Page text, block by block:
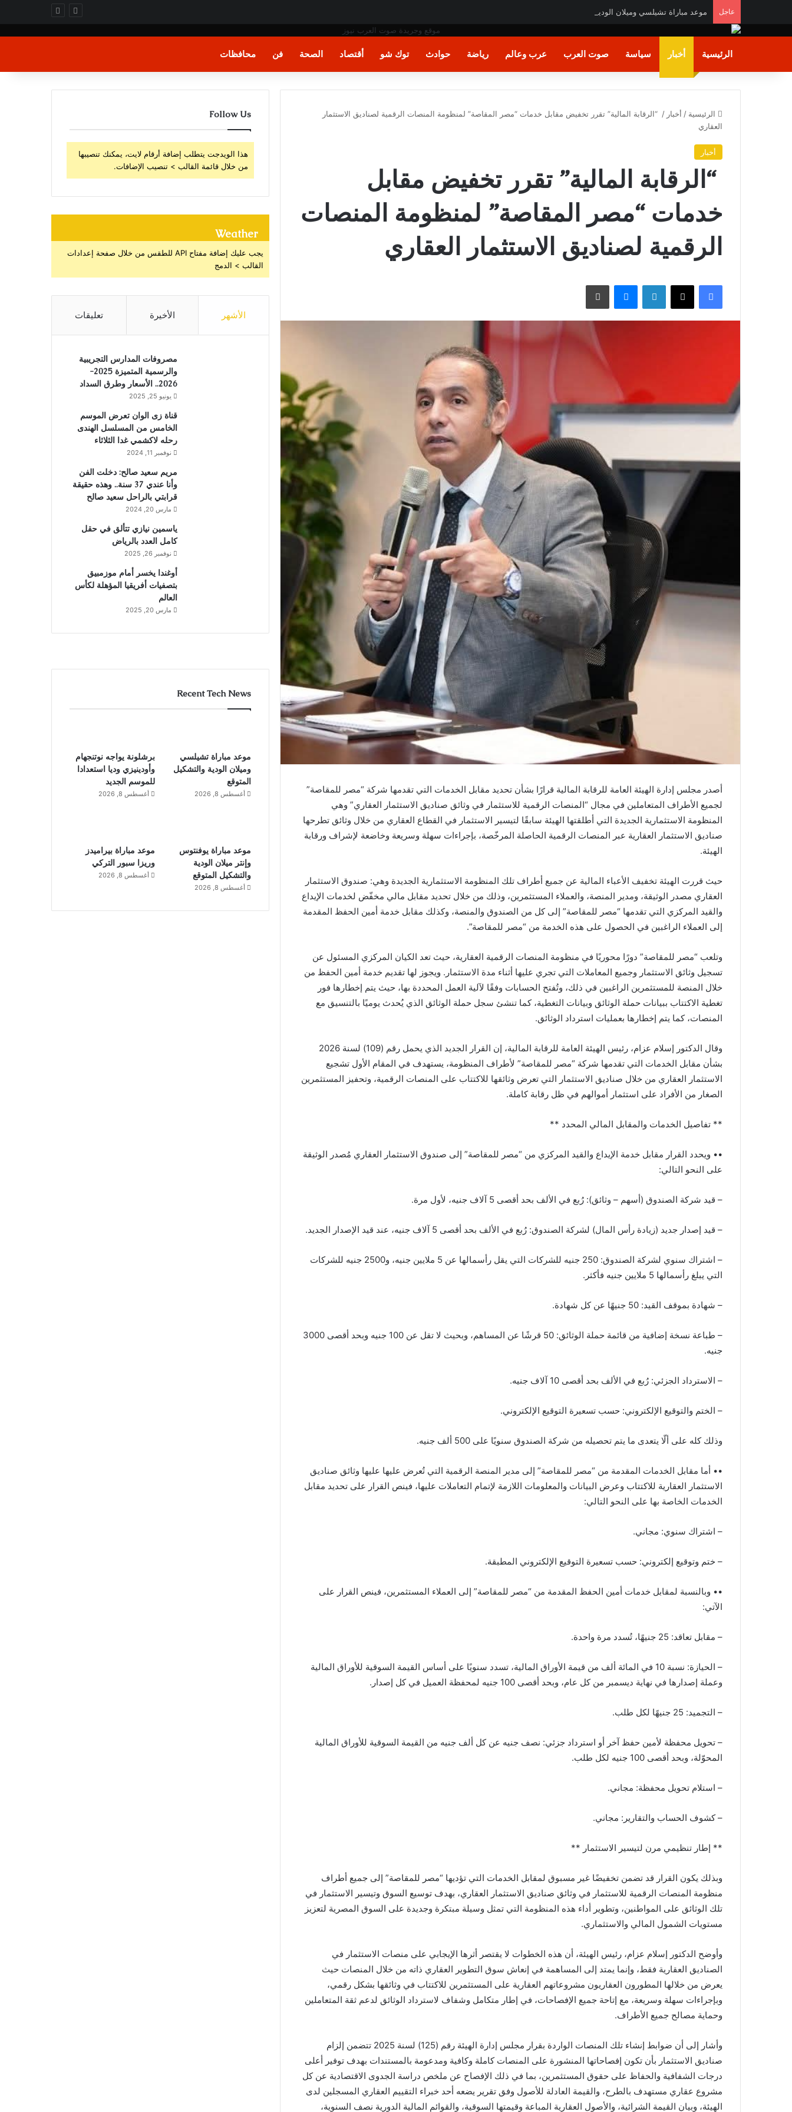
عاجل موعد مباراة تشيلسي وميلان الودية والتشكيل المتوقع
الرئيسية أخبار سياسة صوت العرب عرب وعالم رياضة حوادث توك شو أقتصاد الصحة فن محافظات
الرئيسية / أخبار / “الرقابة المالية” تقرر تخفيض مقابل خدمات “مصر المقاصة” لمنظومة المنصات الرقمية لصناديق الاستثمار
العقاري
أخبار
“الرقابة المالية” تقرر تخفيض مقابل
خدمات “مصر المقاصة” لمنظومة المنصات
الرقمية لصناديق الاستثمار العقاري
فيسبوك X لينكدإن ماسنجر طباعة
أصدر مجلس إدارة الهيئة العامة للرقابة المالية قرارًا بشأن تحديد مقابل الخدمات التي تقدمها شركة “مصر للمقاصة”
لجميع الأطراف المتعاملين في مجال “المنصات الرقمية للاستثمار في وثائق صناديق الاستثمار العقاري” وهي
المنظومة الاستثمارية الجديدة التي أطلقتها الهيئة سابقًا لتيسير الاستثمار في القطاع العقاري من خلال وثائق تطرحها
صناديق الاستثمار العقارية عبر المنصات الرقمية الحاصلة المرخّصة، بإجراءات سهلة وسريعة وخاضعة لإشراف ورقابة
الهيئة.
حيث قررت الهيئة تخفيف الأعباء المالية عن جميع أطراف تلك المنظومة الاستثمارية الجديدة وهي: صندوق الاستثمار
العقاري مصدر الوثيقة، ومدير المنصة، والعملاء المستثمرين، وذلك من خلال تحديد مقابل مالي مخفّض لخدمات الإيداع
والقيد المركزي التي تقدمها “مصر للمقاصة” إلى كل من الصندوق والمنصة، وكذلك مقابل خدمة أمين الحفظ المقدمة
إلى العملاء الراغبين في الحصول على هذه الخدمة من “مصر للمقاصة”.
وتلعب “مصر للمقاصة” دورًا محوريًا في منظومة المنصات الرقمية العقارية، حيث تعد الكيان المركزي المسئول عن
تسجيل وثائق الاستثمار وجميع المعاملات التي تجري عليها أثناء مدة الاستثمار. ويجوز لها تقديم خدمة أمين الحفظ من
خلال المنصة للمستثمرين الراغبين في ذلك، وتُفتح الحسابات وفقًا لآلية العمل المحددة بها، حيث يتم إخطارها فور
تغطية الاكتتاب ببيانات حملة الوثائق وبيانات التغطية، كما تنشئ سجل حملة الوثائق الذي يُحدث يوميًا بالتنسيق مع
المنصات، كما يتم إخطارها بعمليات استرداد الوثائق.
وقال الدكتور إسلام عزام، رئيس الهيئة العامة للرقابة المالية، إن القرار الجديد الذي يحمل رقم (109) لسنة 2026
بشأن مقابل الخدمات التي تقدمها شركة “مصر للمقاصة” لأطراف المنظومة، يستهدف في المقام الأول تشجيع
الاستثمار العقاري من خلال صناديق الاستثمار التي تعرض وثائقها للاكتتاب على المنصات الرقمية، وتحفيز المستثمرين
الصغار من الأفراد على استثمار أموالهم في ظل رقابة كاملة.
** تفاصيل الخدمات والمقابل المالي المحدد **
•• ويحدد القرار مقابل خدمة الإيداع والقيد المركزي من “مصر للمقاصة” إلى صندوق الاستثمار العقاري مُصدر الوثيقة
على النحو التالي:
– قيد شركة الصندوق (أسهم – وثائق): رُبع في الألف بحد أقصى 5 آلاف جنيه، لأول مرة.
– قيد إصدار جديد (زيادة رأس المال) لشركة الصندوق: رُبع في الألف بحد أقصى 5 آلاف جنيه، عند قيد الإصدار الجديد.
– اشتراك سنوي لشركة الصندوق: 250 جنيه للشركات التي يقل رأسمالها عن 5 ملايين جنيه، و2500 جنيه للشركات
التي يبلغ رأسمالها 5 ملايين جنيه فأكثر.
– شهادة بموقف القيد: 50 جنيهًا عن كل شهادة.
– طباعة نسخة إضافية من قائمة حملة الوثائق: 50 قرشًا عن المساهم، وبحيث لا تقل عن 100 جنيه وبحد أقصى 3000
جنيه.
– الاسترداد الجزئي: رُبع في الألف بحد أقصى 10 آلاف جنيه.
– الختم والتوقيع الإلكتروني: حسب تسعيرة التوقيع الإلكتروني.
وذلك كله على ألّا يتعدى ما يتم تحصيله من شركة الصندوق سنويًا على 500 ألف جنيه.
•• أما مقابل الخدمات المقدمة من “مصر للمقاصة” إلى مدير المنصة الرقمية التي تُعرض عليها عليها وثائق صناديق
الاستثمار العقارية للاكتتاب وعرض البيانات والمعلومات اللازمة لإتمام التعاملات عليها، فينص القرار على تحديد مقابل
الخدمات الخاصة بها على النحو التالي:
– اشتراك سنوي: مجاني.
– ختم وتوقيع إلكتروني: حسب تسعيرة التوقيع الإلكتروني المطبقة.
•• وبالنسبة لمقابل خدمات أمين الحفظ المقدمة من “مصر للمقاصة” إلى العملاء المستثمرين، فينص القرار على
الآتي:
– مقابل تعاقد: 25 جنيهًا، تُسدد مرة واحدة.
– الحيازة: نسبة 10 في المائة ألف من قيمة الأوراق المالية، تسدد سنويًا على أساس القيمة السوقية للأوراق المالية
وعملة إصدارها في نهاية ديسمبر من كل عام، وبحد أقصى 100 جنيه لمحفظة العميل في كل إصدار.
– التجميد: 25 جنيهًا لكل طلب.
– تحويل محفظة لأمين حفظ آخر أو استرداد جزئي: نصف جنيه عن كل ألف جنيه من القيمة السوقية للأوراق المالية
المحوّلة، وبحد أقصى 100 جنيه لكل طلب.
– استلام تحويل محفظة: مجاني.
– كشوف الحساب والتقارير: مجاني.
** إطار تنظيمي مرن لتيسير الاستثمار **
وبذلك يكون القرار قد تضمن تخفيضًا غير مسبوق لمقابل الخدمات التي تؤديها “مصر للمقاصة” إلى جميع أطراف
منظومة المنصات الرقمية للاستثمار في وثائق صناديق الاستثمار العقاري، بهدف توسيع السوق وتيسير الاستثمار في
تلك الوثائق على المواطنين، وتطوير أداء هذه المنظومة التي تمثل وسيلة مبتكرة وجديدة على السوق المصرية لتعزيز
مستويات الشمول المالي والاستثماري.
وأوضح الدكتور إسلام عزام، رئيس الهيئة، أن هذه الخطوات لا يقتصر أثرها الإيجابي على منصات الاستثمار في
الصناديق العقارية فقط، وإنما يمتد إلى المساهمة في إنعاش سوق التطوير العقاري ذاته من خلال المنصات حيث
يعرض من خلالها المطورون العقاريون مشروعاتهم العقارية على المستثمرين للاكتتاب في وثائقها بشكل رقمي،
وبإجراءات سهلة وسريعة، مع إتاحة جميع الإفصاحات، في إطار متكامل وشفاف لاسترداد الوثائق لدعم ثقة المتعاملين
وحماية مصالح جميع الأطراف.
وأشار إلى أن ضوابط إنشاء تلك المنصات الواردة بقرار مجلس إدارة الهيئة رقم (125) لسنة 2025 تتضمن إلزام
صناديق الاستثمار بأن تكون إفصاحاتها المنشورة على المنصات كاملة وكافية ومدعومة بالمستندات بهدف توفير أعلى
درجات الشفافية والحفاظ على حقوق المستثمرين، بما في ذلك الإفصاح عن ملخص دراسة الجدوى الاقتصادية عن كل
مشروع عقاري مستهدف بالطرح، والقيمة العادلة للأصول وفق تقرير يضعه أحد خبراء التقييم العقاري المسجلين لدى
الهيئة، وبيان القيمة الشرائية، والأصول العقارية المباعة وقيمتها السوقية، والقوائم المالية الدورية نصف السنوية،
Follow Us
هذا الويدجت يتطلب إضافة أرقام لايت، يمكنك تنصيبها
من خلال قائمة القالب > تنصيب الإضافات.
Weather
يجب عليك إضافة مفتاح API للطقس من خلال صفحة إعدادات
القالب > الدمج
الأشهر الأخيرة تعليقات
مصروفات المدارس التجريبية
والرسمية المتميزة 2025-
2026.. الأسعار وطرق السداد
يونيو 25, 2025
قناة زى الوان تعرض الموسم
الخامس من المسلسل الهندى
رحله لاكشمي غدا الثلاثاء
نوفمبر 11, 2024
مريم سعيد صالح: دخلت الفن
وأنا عندي 37 سنة.. وهذه حقيقة
قرابتي بالراحل سعيد صالح
مارس 20, 2024
ياسمين نيازي تتألق في حقل
كامل العدد بالرياض
نوفمبر 26, 2025
أوغندا يخسر أمام موزمبيق
بتصفيات أفريقيا المؤهلة لكأس
العالم
مارس 20, 2025
Recent Tech News
موعد مباراة تشيلسي
وميلان الودية والتشكيل
المتوقع
أغسطس 8, 2026
برشلونة يواجه نوتنجهام
وأودينيزي وديا استعدادا
للموسم الجديد
أغسطس 8, 2026
موعد مباراة يوفنتوس
وإنتر ميلان الودية
والتشكيل المتوقع
أغسطس 8, 2026
موعد مباراة بيراميدز
وريزا سبور التركي
أغسطس 8, 2026